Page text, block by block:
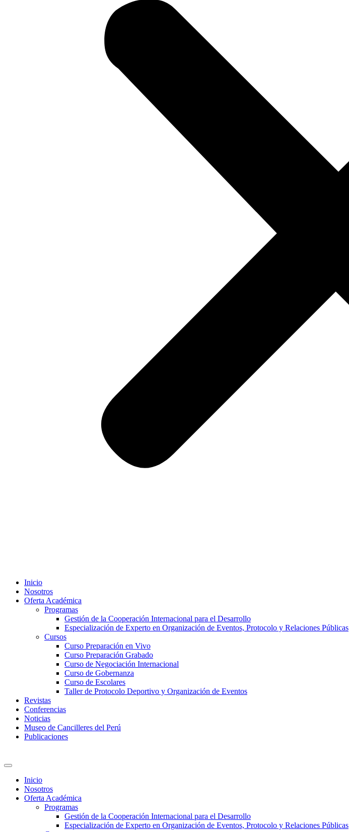
Inicio
Nosotros
Oferta Académica
Programas
Gestión de la Cooperación Internacional para el Desarrollo
Especialización de Experto en Organización de Eventos, Protocolo y Relaciones Públicas
Cursos
Curso Preparación en Vivo
Curso Preparación Grabado
Curso de Negociación Internacional
Curso de Gobernanza
Curso de Escolares
Taller de Protocolo Deportivo y Organización de Eventos
Revistas
Conferencias
Noticias
Museo de Cancilleres del Perú
Publicaciones
Inicio
Nosotros
Oferta Académica
Programas
Gestión de la Cooperación Internacional para el Desarrollo
Especialización de Experto en Organización de Eventos, Protocolo y Relaciones Públicas